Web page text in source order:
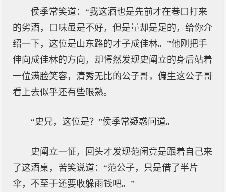
侯季常笑道：“我这酒也是先前才在巷口打来
的劣酒，口味虽是不好，但是量却是足的，给你介
绍一下，这位是山东路的才子成佳林。”他刚把手
伸向成佳林的方向，却愕然发现史阐立的身后站着
一位满脸笑容，清秀无比的公子哥，偏生这公子哥
看上去似乎还有些眼熟。
“史兄，这位是？”侯季常疑惑问道。
史阐立一怔，回头才发现范闲竟是跟着自己来
了这酒桌，苦笑说道：“范公子，只是借了半片
伞，不至于还要收躲雨钱吧。”